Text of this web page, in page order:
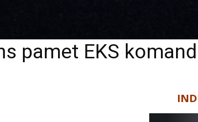
pamet EKS